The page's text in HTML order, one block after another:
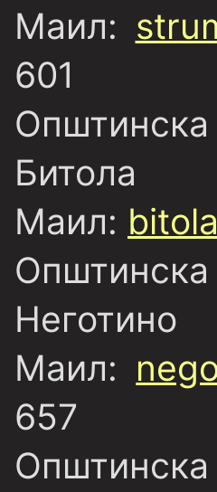
Маил:
601
Битола
Маил:
Неготино
Маил:
657